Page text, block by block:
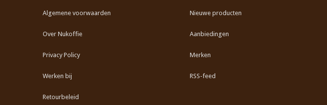
Algemene voorwaarden
Over Nukoffie
Privacy Policy
Werken bij
Retourbeleid
Nieuwe producten
Aanbiedingen
Merken
RSS-feed